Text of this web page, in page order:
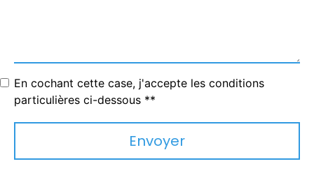
En cochant cette case, j'accepte les conditions
particulières ci-dessous **
Envoyer